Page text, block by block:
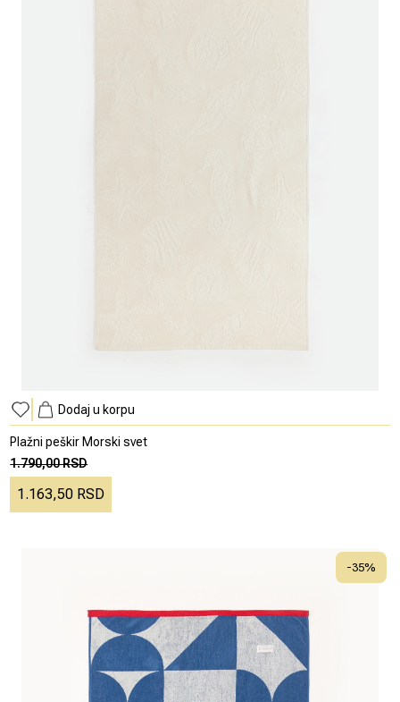
Dodaj u korpu
Plažni peškir Morski svet
1.790,00 RSD
1.163,50 RSD
-35%